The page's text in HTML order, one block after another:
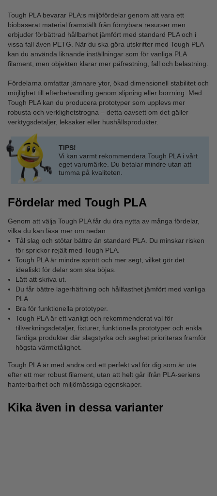
Tough PLA bevarar PLA:s miljöfördelar genom att vara ett
biobaserat material framställt från förnybara resurser men
erbjuder förbättrad hållbarhet jämfört med standard PLA och i
vissa fall även PETG. När du ska göra utskrifter med Tough PLA
kan du använda liknande inställningar som för vanliga PLA
filament, men objekten klarar mer påfrestning, fall och belastning.
Fördelarna omfattar jämnare ytor, ökad dimensionell stabilitet och
möjlighet till efterbehandling genom slipning eller borrning. Med
Tough PLA kan du producera prototyper som upplevs mer
robusta och verklighetstrogna – detta oavsett om det gäller
verktygsdetaljer, leksaker eller hushållsprodukter.
TIPS!
Vi kan varmt rekommendera Tough PLA i vårt
eget varumärke. Du betalar mindre utan att
tumma på kvaliteten.
Fördelar med Tough PLA
Genom att välja Tough PLA får du dra nytta av många fördelar,
vilka du kan läsa mer om nedan:
Tål slag och stötar bättre än standard PLA. Du minskar risken
för sprickor rejält med Tough PLA.
Tough PLA är mindre sprött och mer segt, vilket gör det
idealiskt för delar som ska böjas.
Lätt att skriva ut.
Du får bättre lagerhäftning och hållfasthet jämfört med vanliga
PLA.
Bra för funktionella prototyper.
Tough PLA är ett vanligt och rekommenderat val för
tillverkningsdetaljer, fixturer, funktionella prototyper och enkla
färdiga produkter där slagstyrka och seghet prioriteras framför
högsta värmetålighet.
Tough PLA är med andra ord ett perfekt val för dig som är ute
efter ett mer robust filament, utan att helt går ifrån PLA-seriens
hanterbarhet och miljömässiga egenskaper.
Kika även in dessa varianter